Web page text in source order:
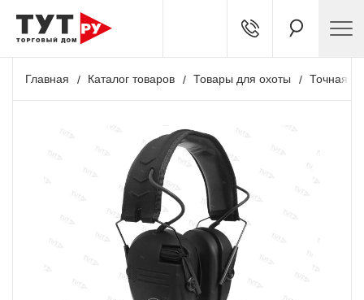
Главная Каталог товаров Товары для охоты Точная
+ 259 бонусов